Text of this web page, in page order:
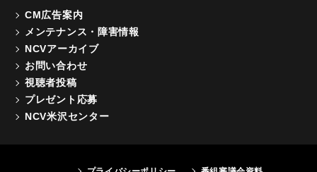
CM広告案内
メンテナンス・障害情報
NCVアーカイブ
お問い合わせ
視聴者投稿
プレゼント応募
NCV米沢センター